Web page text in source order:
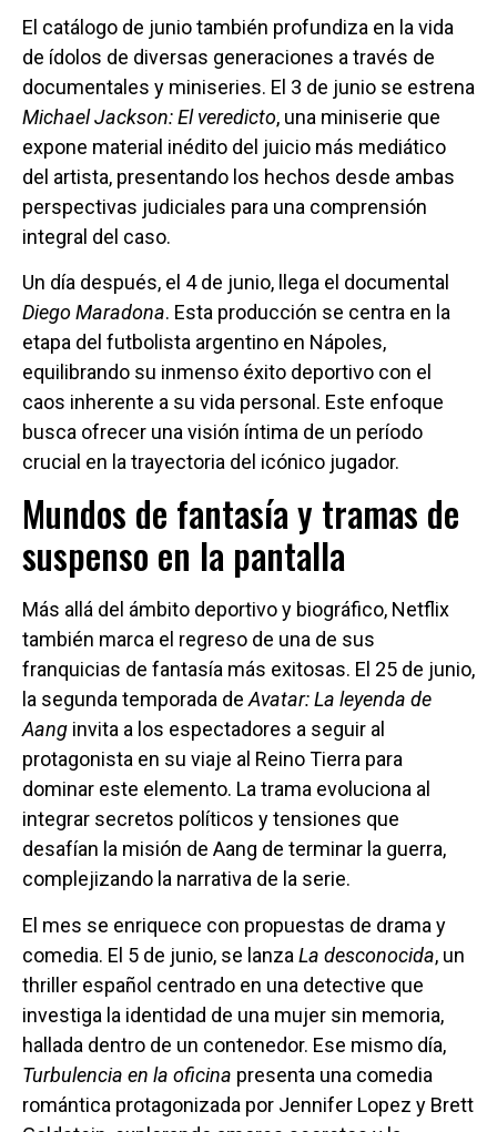
El catálogo de junio también profundiza en la vida
de ídolos de diversas generaciones a través de
documentales y miniseries. El 3 de junio se estrena
Michael Jackson: El veredicto, una miniserie que
expone material inédito del juicio más mediático
del artista, presentando los hechos desde ambas
perspectivas judiciales para una comprensión
integral del caso.
Un día después, el 4 de junio, llega el documental
Diego Maradona. Esta producción se centra en la
etapa del futbolista argentino en Nápoles,
equilibrando su inmenso éxito deportivo con el
caos inherente a su vida personal. Este enfoque
busca ofrecer una visión íntima de un período
crucial en la trayectoria del icónico jugador.
Mundos de fantasía y tramas de
suspenso en la pantalla
Más allá del ámbito deportivo y biográfico, Netflix
también marca el regreso de una de sus
franquicias de fantasía más exitosas. El 25 de junio,
la segunda temporada deAvatar: La leyenda de
Aang invita a los espectadores a seguir al
protagonista en su viaje al Reino Tierra para
dominar este elemento. La trama evoluciona al
integrar secretos políticos y tensiones que
desafían la misión de Aang de terminar la guerra,
complejizando la narrativa de la serie.
El mes se enriquece con propuestas de drama y
comedia. El 5 de junio, se lanza La desconocida, un
thriller español centrado en una detective que
investiga la identidad de una mujer sin memoria,
hallada dentro de un contenedor. Ese mismo día,
Turbulencia en la oficina presenta una comedia
romántica protagonizada por Jennifer Lopez y Brett